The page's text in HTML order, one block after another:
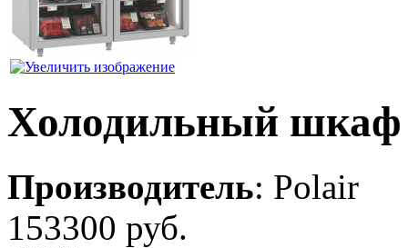
Холодильный шкаф
Производитель: Polair
153300 руб.